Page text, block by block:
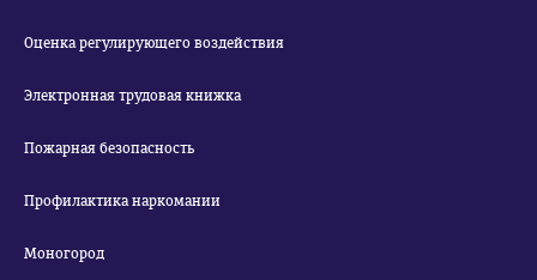
Оценка регулирующего воздействия
Электронная трудовая книжка
Пожарная безопасность
Профилактика наркомании
Моногород